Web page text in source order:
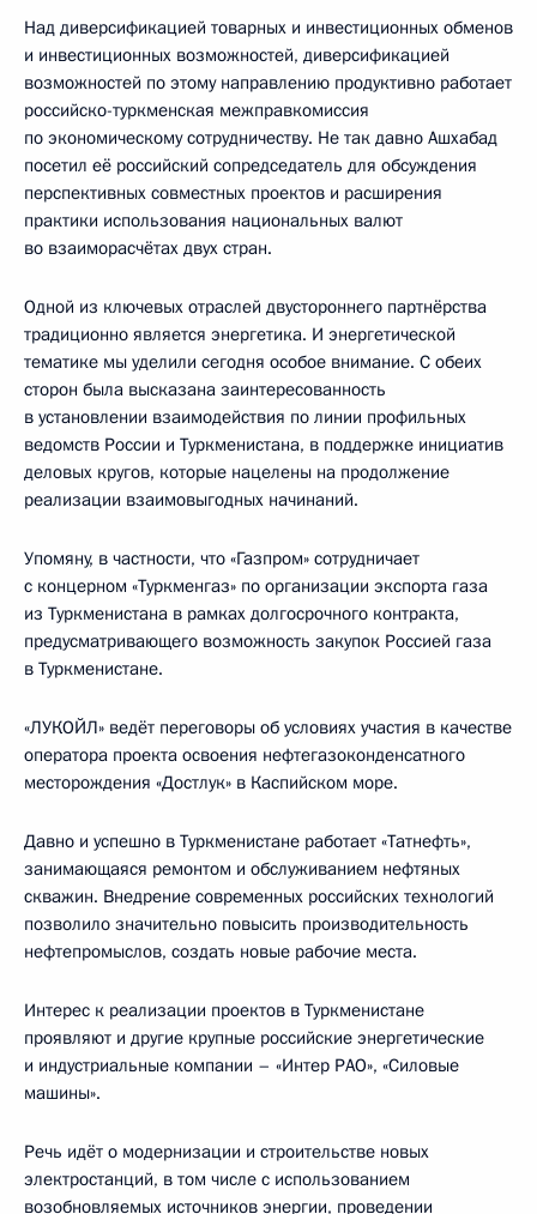
Над диверсификацией товарных и инвестиционных обменов
и инвестиционных возможностей, диверсификацией
возможностей по этому направлению продуктивно работает
российско-туркменская межправкомиссия
по экономическому сотрудничеству. Не так давно Ашхабад
посетил её российский сопредседатель для обсуждения
перспективных совместных проектов и расширения
практики использования национальных валют
во взаиморасчётах двух стран.
Одной из ключевых отраслей двустороннего партнёрства
традиционно является энергетика. И энергетической
тематике мы уделили сегодня особое внимание. С обеих
сторон была высказана заинтересованность
в установлении взаимодействия по линии профильных
ведомств России и Туркменистана, в поддержке инициатив
деловых кругов, которые нацелены на продолжение
реализации взаимовыгодных начинаний.
Упомяну, в частности, что «Газпром» сотрудничает
с концерном «Туркменгаз» по организации экспорта газа
из Туркменистана в рамках долгосрочного контракта,
предусматривающего возможность закупок Россией газа
в Туркменистане.
«ЛУКОЙЛ» ведёт переговоры об условиях участия в качестве
оператора проекта освоения нефтегазоконденсатного
месторождения «Достлук» в Каспийском море.
Давно и успешно в Туркменистане работает «Татнефть»,
занимающаяся ремонтом и обслуживанием нефтяных
скважин. Внедрение современных российских технологий
позволило значительно повысить производительность
нефтепромыслов, создать новые рабочие места.
Интерес к реализации проектов в Туркменистане
проявляют и другие крупные российские энергетические
и индустриальные компании – «Интер РАО», «Силовые
машины».
Речь идёт о модернизации и строительстве новых
электростанций, в том числе с использованием
возобновляемых источников энергии, проведении